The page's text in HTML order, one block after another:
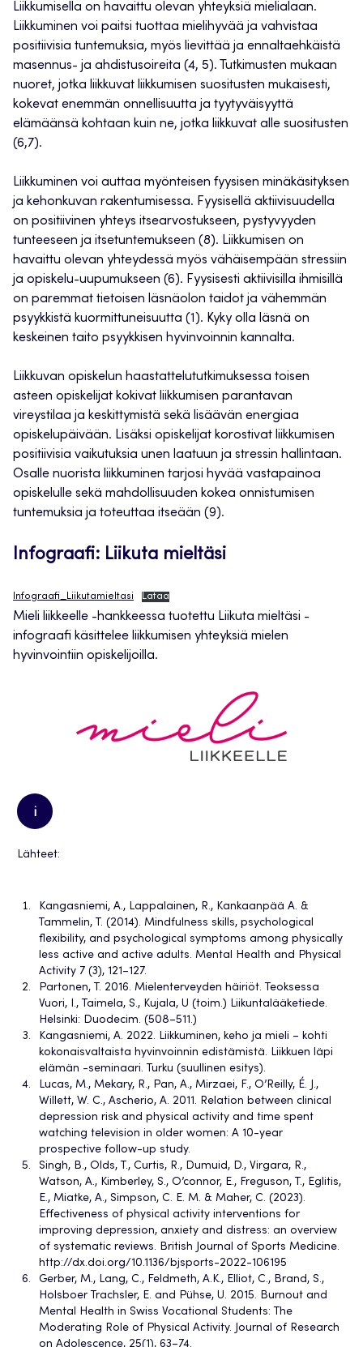
Liikkumisella on havaittu olevan yhteyksiä mielialaan.
Liikkuminen voi paitsi tuottaa mielihyvää ja vahvistaa
positiivisia tuntemuksia, myös lievittää ja ennaltaehkäistä
masennus- ja ahdistusoireita (4, 5). Tutkimusten mukaan
nuoret, jotka liikkuvat liikkumisen suositusten mukaisesti,
kokevat enemmän onnellisuutta ja tyytyväisyyttä
elämäänsä kohtaan kuin ne, jotka liikkuvat alle suositusten
(6,7).
Liikkuminen voi auttaa myönteisen fyysisen minäkäsityksen
ja kehonkuvan rakentumisessa. Fyysisellä aktiivisuudella
on positiivinen yhteys itsearvostukseen, pystyvyyden
tunteeseen ja itsetuntemukseen (8). Liikkumisen on
havaittu olevan yhteydessä myös vähäisempään stressiin
ja opiskelu-uupumukseen (6). Fyysisesti aktiivisilla ihmisillä
on paremmat tietoisen läsnäolon taidot ja vähemmän
psyykkistä kuormittuneisuutta (1). Kyky olla läsnä on
keskeinen taito psyykkisen hyvinvoinnin kannalta.
Liikkuvan opiskelun haastattelututkimuksessa toisen
asteen opiskelijat kokivat liikkumisen parantavan
vireystilaa ja keskittymistä sekä lisäävän energiaa
opiskelupäivään. Lisäksi opiskelijat korostivat liikkumisen
positiivisia vaikutuksia unen laatuun ja stressin hallintaan.
Osalle nuorista liikkuminen tarjosi hyvää vastapainoa
opiskelulle sekä mahdollisuuden kokea onnistumisen
tuntemuksia ja toteuttaa itseään (9).
Infograafi: Liikuta mieltäsi
Infograafi_Liikutamieltasi Lataa
Mieli liikkeelle -hankkeessa tuotettu Liikuta mieltäsi -
infograafi käsittelee liikkumisen yhteyksiä mielen
hyvinvointiin opiskelijoilla.
i
Lähteet:
Kangasniemi, A., Lappalainen, R., Kankaanpää A. &
Tammelin, T. (2014). Mindfulness skills, psychological
flexibility, and psychological symptoms among physically
less active and active adults. Mental Health and Physical
Activity 7 (3), 121–127.
Partonen, T. 2016. Mielenterveyden häiriöt. Teoksessa
Vuori, I., Taimela, S., Kujala, U (toim.) Liikuntalääketiede.
Helsinki: Duodecim. (508–511.)
Kangasniemi, A. 2022. Liikkuminen, keho ja mieli – kohti
kokonaisvaltaista hyvinvoinnin edistämistä. Liikkuen läpi
elämän -seminaari. Turku (suullinen esitys).
Lucas, M., Mekary, R., Pan, A., Mirzaei, F., O’Reilly, É. J.,
Willett, W. C., Ascherio, A. 2011. Relation between clinical
depression risk and physical activity and time spent
watching television in older women: A 10-year
prospective follow-up study.
Singh, B., Olds, T., Curtis, R., Dumuid, D., Virgara, R.,
Watson, A., Kimberley, S., O’connor, E., Freguson, T., Eglitis,
E., Miatke, A., Simpson, C. E. M. & Maher, C. (2023).
Effectiveness of physical activity interventions for
improving depression, anxiety and distress: an overview
of systematic reviews. British Journal of Sports Medicine.
http://dx.doi.org/10.1136/bjsports-2022-106195
Gerber, M., Lang, C., Feldmeth, A.K., Elliot, C., Brand, S.,
Holsboer Trachsler, E. and Pühse, U. 2015. Burnout and
Mental Health in Swiss Vocational Students: The
Moderating Role of Physical Activity. Journal of Research